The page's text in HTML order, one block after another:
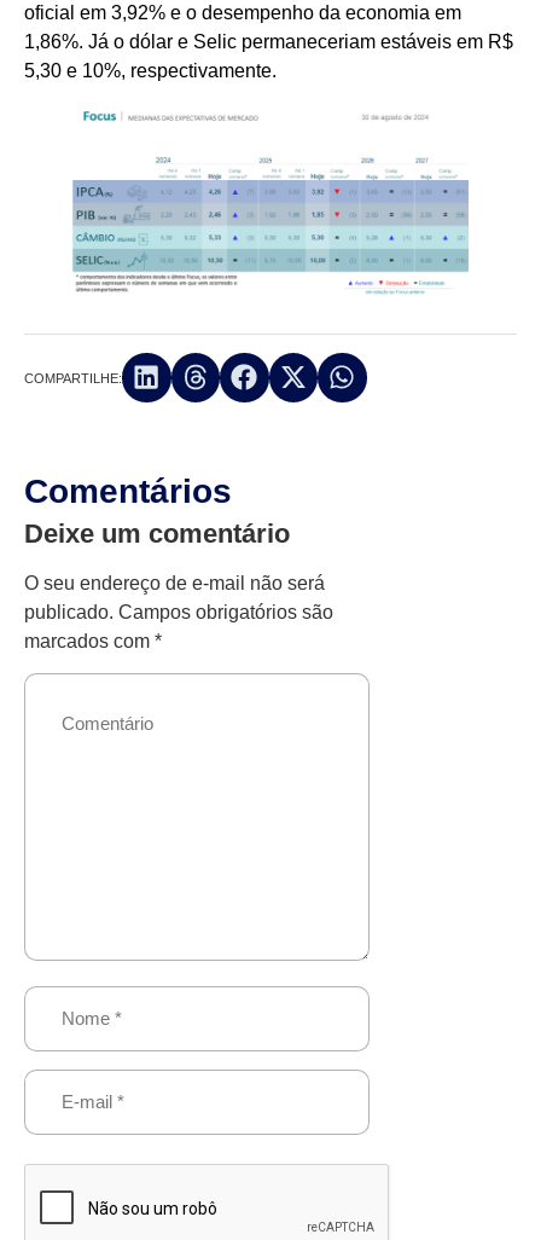
oficial em 3,92% e o desempenho da economia em
1,86%. Já o dólar e Selic permaneceriam estáveis em R$
5,30 e 10%, respectivamente.
COMPARTILHE:
Comentários
Deixe um comentário
O seu endereço de e-mail não será
publicado. Campos obrigatórios são
marcados com *